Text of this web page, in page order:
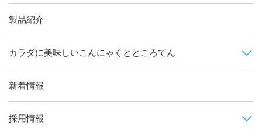
製品紹介
カラダに美味しいこんにゃくとところてん
新着情報
採用情報